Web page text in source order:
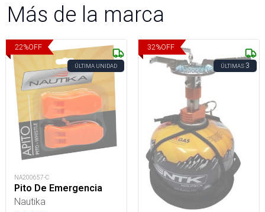
Más de la marca
22%OFF
ÚLTIMA UNIDAD
NA200657-C
Pito De Emergencia
Nautika
32%OFF
ÚLTIMAS3